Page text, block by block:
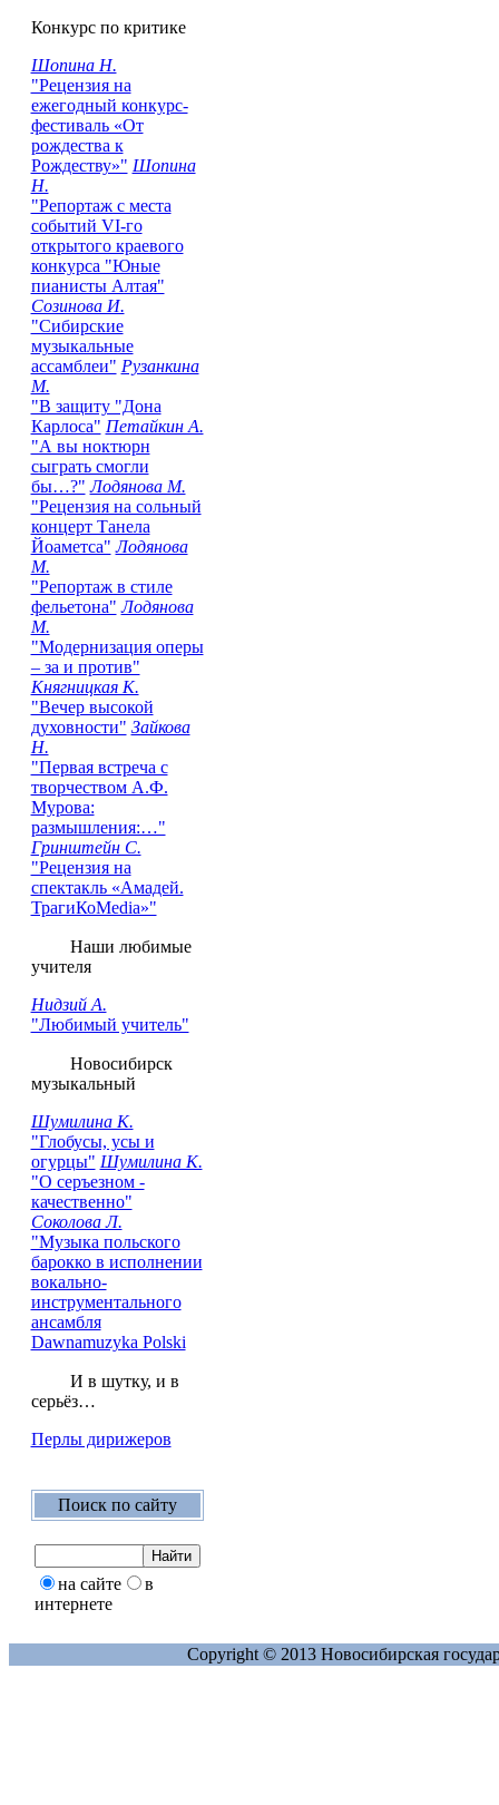
Конкурс по критике
Шопина Н.
"Рецензия на
ежегодный конкурс-
фестиваль «От
рождества к
Рождеству»" Шопина
Н.
"Репортаж с места
событий VI-го
открытого краевого
конкурса "Юные
пианисты Алтая"
Созинова И.
"Сибирские
музыкальные
ассамблеи" Рузанкина
М.
"В защиту "Дона
Карлоса" Петайкин А.
"А вы ноктюрн
сыграть смогли
бы…?" Лодянова М.
"Рецензия на сольный
концерт Танела
Йоаметса" Лодянова
М.
"Репортаж в стиле
фельетона" Лодянова
М.
"Модернизация оперы
– за и против"
Княгницкая К.
"Вечер высокой
духовности" Зайкова
Н.
"Первая встреча с
творчеством А.Ф.
Мурова:
размышления:…"
Гринштейн С.
"Рецензия на
cпектакль «Амадей.
ТрагиКоMedia»"
Наши любимые
учителя
Нидзий А.
"Любимый учитель"
Новосибирск
музыкальный
Шумилина К.
"Глобусы, усы и
огурцы" Шумилина К.
"О серъезном -
качественно"
Соколова Л.
"Музыка польского
барокко в исполнении
вокально-
инструментального
ансамбля
Dawnamuzyka Polski
И в шутку, и в
серьёз…
Перлы дирижеров
Поиск по сайту
на сайте
в
интернете
Copyright © 2013 Новосибирская